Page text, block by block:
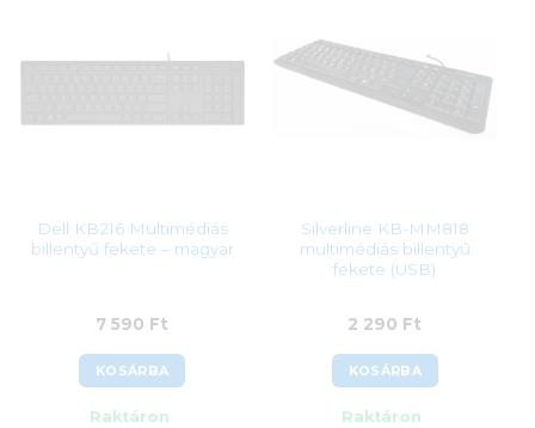
107 990
Dell KB216 Multimédiás
billentyű fekete – magyar
7 590 Ft
KOSÁRBA
Raktáron
Silverline KB-MM818
multimédiás billentyű
fekete (USB)
2 290 Ft
KOSÁRBA
Raktáron